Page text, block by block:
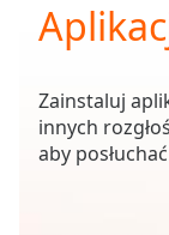
Current
Time0:00
Duration
Loaded:
0.00%
Zainstaluj
innych
aby